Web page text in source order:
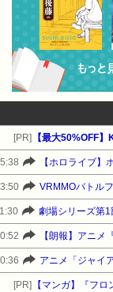
[PR] 【最大50%OFF
【ホロライブ】
VRMMOバトル
劇場シリーズ第
【朗報】アニ
アニメ「ジャイ
[PR] 【マンガ】『フ